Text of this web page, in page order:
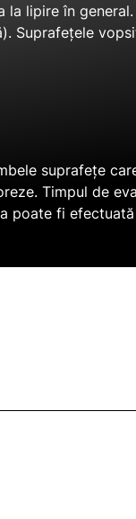
la lipire în
Suprafețele
suprafețe
Timpul de
poate fi